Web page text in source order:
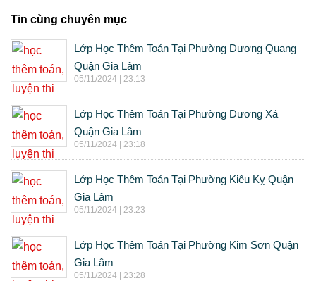
Tin cùng chuyên mục
Lớp Học Thêm Toán Tại Phường Dương Quang
Quận Gia Lâm
05/11/2024 | 23:13
Lớp Học Thêm Toán Tại Phường Dương Xá
Quận Gia Lâm
05/11/2024 | 23:18
Lớp Học Thêm Toán Tại Phường Kiêu Kỵ Quận
Gia Lâm
05/11/2024 | 23:23
Lớp Học Thêm Toán Tại Phường Kim Sơn Quận
Gia Lâm
05/11/2024 | 23:28